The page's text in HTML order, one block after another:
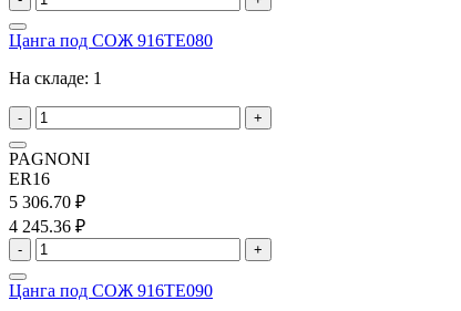
Цанга под СОЖ 916TE080
На складе: 1
- +
PAGNONI
ER16
5 306.70 ₽
4 245.36 ₽
- +
Цанга под СОЖ 916TE090